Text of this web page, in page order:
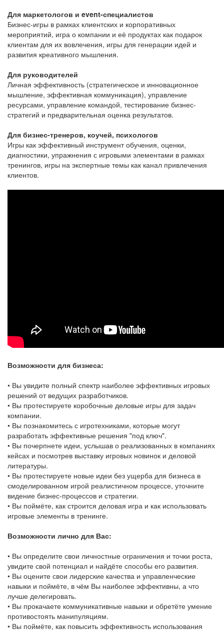
Для маркетологов и event-специалистов
Бизнес-игры в рамках клиентских и корпоративных
мероприятий, игра о компании и её продуктах как подарок
клиентам для их вовлечения, игры для генерации идей и
развития креативного мышления.
Для руководителей
Личная эффективность (стратегическое и инновационное
мышление, эффективная коммуникация), управление
ресурсами, управление командой, тестирование бизнес-
стратегий и предварительная оценка результатов.
Для бизнес-тренеров, коучей, психологов
Игры как эффективный инструмент обучения, оценки,
диагностики, упражнения с игровыми элементами в рамках
тренингов, игры на экспертные темы как канал привлечения
клиентов.
Возможности для бизнеса:
• Вы увидите полный спектр наиболее эффективных игровых
решений от ведущих разработчиков.
• Вы протестируете коробочные деловые игры для задач
компании.
• Вы познакомитесь с игротехниками, которые могут
разработать эффективные решения "под ключ".
• Вы почерпнете идеи, услышав о реализованных в компаниях
кейсах и посмотрев выставку игровых новинок и деловой
литературы.
• Вы протестируете новые идеи без ущерба для бизнеса в
смоделированном игрой реалистичном процессе, уточните
видение бизнес-процессов и стратегии.
• Вы поймёте, как строится деловая игра и как использовать
игровые элементы в тренинге.
Возможности лично для Вас:
• Вы определите свои личностные ограничения и точки роста,
увидите свой потенциал и найдёте способы его развития.
• Вы оцените свои лидерские качества и управленческие
навыки и поймёте, в чём Вы наиболее эффективны, а что
лучше делегировать.
• Вы прокачаете коммуникативные навыки и обретёте умение
противостоять манипуляциям.
• Вы поймёте, как повысить эффективность использования